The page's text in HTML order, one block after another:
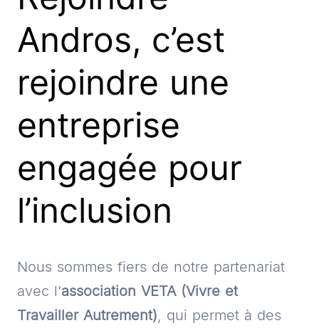
Andros, c’est
rejoindre une
entreprise
engagée pour
l’inclusion
Nous sommes fiers de notre partenariat
avec l’association VETA (Vivre et
Travailler Autrement), qui permet à des